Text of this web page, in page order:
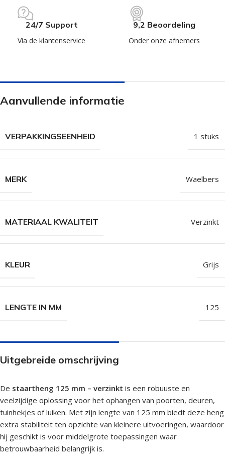
24/7 Support
Via de klantenservice
9,2 Beoordeling
Onder onze afnemers
Aanvullende informatie
VERPAKKINGSEENHEID 1 stuks
MERK Waelbers
MATERIAAL KWALITEIT Verzinkt
KLEUR Grijs
LENGTE IN MM 125
Uitgebreide omschrijving
De staartheng 125 mm – verzinkt is een robuuste en
veelzijdige oplossing voor het ophangen van poorten, deuren,
tuinhekjes of luiken. Met zijn lengte van 125 mm biedt deze heng
extra stabiliteit ten opzichte van kleinere uitvoeringen, waardoor
hij geschikt is voor middelgrote toepassingen waar
betrouwbaarheid belangrijk is.